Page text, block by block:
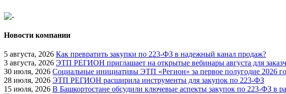
Новости компании
5 августа, 2026 Как превратить закупки по 223-ФЗ в надежный канал продаж?
3 августа, 2026 ЭТП РЕГИОН приглашает на открытые вебинары августа для
30 июля, 2026 Социальные инициативы ЭТП «Регион» за первое полугодие 2026
28 июля, 2026 ЭТП РЕГИОН расширила инструменты для закупок по 223-ФЗ
15 июля, 2026 В Башкортостане обсудили ключевые аспекты закупок по 223-ФЗ в